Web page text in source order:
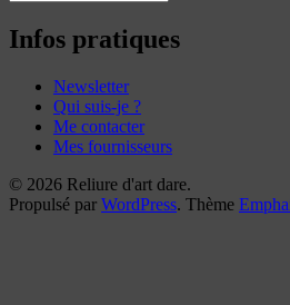
reliures
Infos pratiques
Newsletter
Qui suis-je ?
Me contacter
Mes fournisseurs
© 2026 Reliure d'art dare.
Propulsé par WordPress. Thème